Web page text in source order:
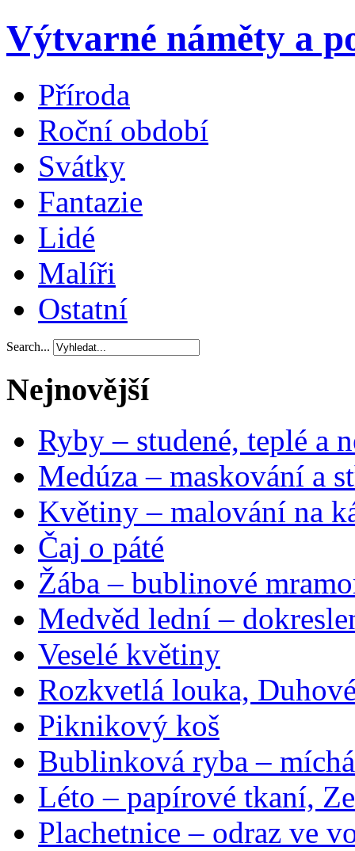
Výtvarné náměty a
Příroda
Roční období
Svátky
Fantazie
Lidé
Malíři
Ostatní
Search...
Nejnovější
Ryby – studené, teplé a
Medúza – maskování a
Květiny – malování na
Čaj o páté
Žába – bublinové
Medvěd lední –
Veselé květiny
Rozkvetlá louka,
Piknikový koš
Bublinková ryba –
Léto – papírové tkaní,
Plachetnice – odraz ve